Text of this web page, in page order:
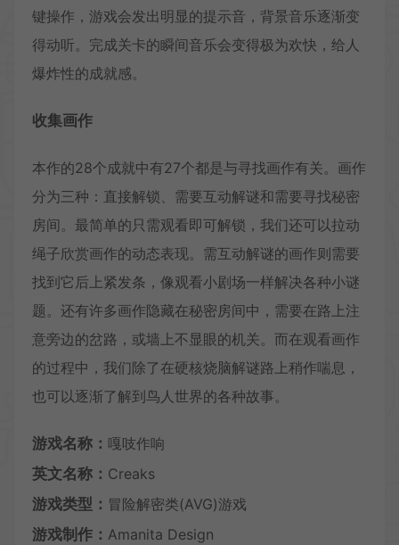
键操作，游戏会发出明显的提示音，背景音乐逐渐变
得动听。完成关卡的瞬间音乐会变得极为欢快，给人
爆炸性的成就感。
收集画作
本作的28个成就中有27个都是与寻找画作有关。画作
分为三种：直接解锁、需要互动解谜和需要寻找秘密
房间。最简单的只需观看即可解锁，我们还可以拉动
绳子欣赏画作的动态表现。需互动解谜的画作则需要
找到它后上紧发条，像观看小剧场一样解决各种小谜
题。还有许多画作隐藏在秘密房间中，需要在路上注
意旁边的岔路，或墙上不显眼的机关。而在观看画作
的过程中，我们除了在硬核烧脑解谜路上稍作喘息，
也可以逐渐了解到鸟人世界的各种故事。
游戏名称： 嘎吱作响
英文名称： Creaks
游戏类型： 冒险解密类(AVG)游戏
游戏制作： Amanita Design